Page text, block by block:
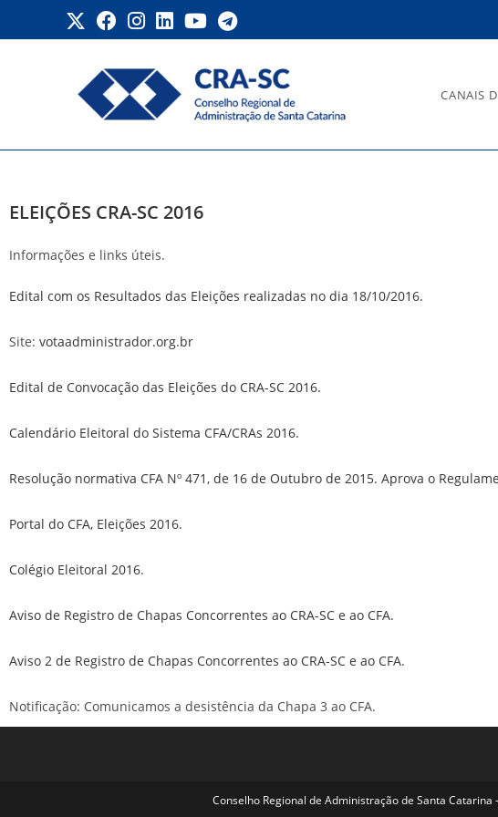
CANAIS
ELEIÇÕES CRA-SC 2016
Informações e links úteis.
Edital com os Resultados das Eleições realizadas no dia 18/10/2016.
Site: votaadministrador.org.br
Edital de Convocação das Eleições do CRA-SC 2016.
Calendário Eleitoral do Sistema CFA/CRAs 2016.
Resolução normativa CFA Nº 471, de 16 de Outubro de 2015. Aprova o
Portal do CFA, Eleições 2016.
Colégio Eleitoral 2016.
Aviso de Registro de Chapas Concorrentes ao CRA-SC e ao CFA.
Aviso 2 de Registro de Chapas Concorrentes ao CRA-SC e ao CFA.
Notificação: Comunicamos a desistência da Chapa 3 ao CFA.
Conselho Regional de Administração de Santa Catarina